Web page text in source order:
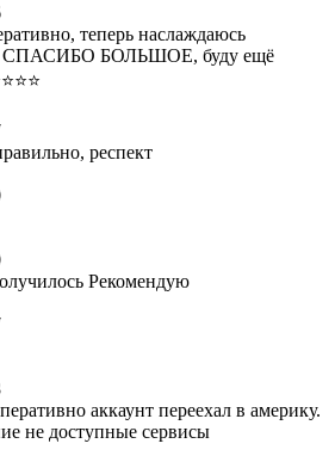
теперь наслаждаюсь
СПАСИБО БОЛЬШОЕ, буду ещё
респект
Рекомендую
аккаунт переехал в америку.
не доступные сервисы